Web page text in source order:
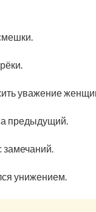
уважение
предыдущий.
замечаний.
унижением.